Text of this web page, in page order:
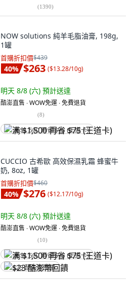
(1390)
NOW solutions 純羊毛脂油膏, 198g,
1罐
首購折扣價$439
40% $263 ($13.28/10g)
明天 8/8 (六) 預計送達
酷澎直售 ∙ WOW免運 ∙ 免費退貨
(8)
满 $1,500 再省 $75 (王道卡)
CUCCIO 古希歐 高效保濕乳霜 蜂蜜牛
奶, 8oz, 1罐
首購折扣價$460
40% $276 ($12.17/10g)
明天 8/8 (六) 預計送達
酷澎直售 ∙ WOW免運 ∙ 免費退貨
(10)
满 $1,500 再省 $75 (王道卡)
$23 酷澎幣回饋